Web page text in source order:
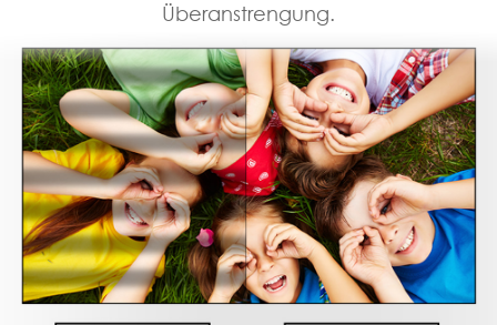
Überanstrengung.